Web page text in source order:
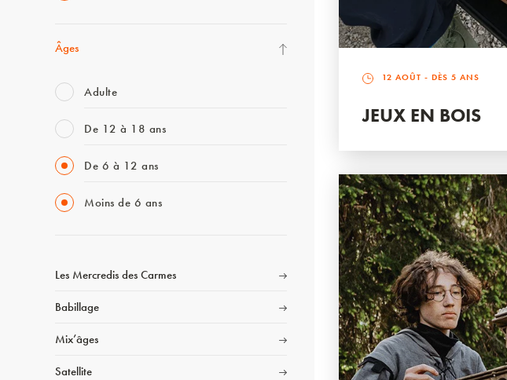
Âges
Adulte
De 12 à 18 ans
De 6 à 12 ans
Moins de 6 ans
Les Mercredis des Carmes
Babillage
Mix’âges
Satellite
12 AOÛT - DÈS 5 ANS
JEUX EN BOIS